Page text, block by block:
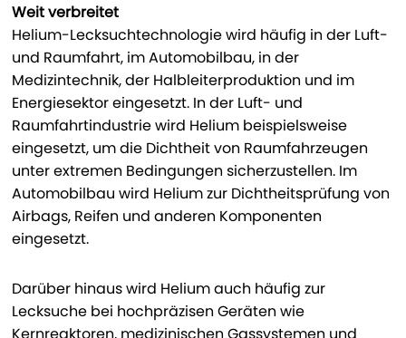
Weit verbreitet
Helium-Lecksuchtechnologie wird häufig in der Luft-
und Raumfahrt, im Automobilbau, in der
Medizintechnik, der Halbleiterproduktion und im
Energiesektor eingesetzt. In der Luft- und
Raumfahrtindustrie wird Helium beispielsweise
eingesetzt, um die Dichtheit von Raumfahrzeugen
unter extremen Bedingungen sicherzustellen. Im
Automobilbau wird Helium zur Dichtheitsprüfung von
Airbags, Reifen und anderen Komponenten
eingesetzt.
Darüber hinaus wird Helium auch häufig zur
Lecksuche bei hochpräzisen Geräten wie
Kernreaktoren, medizinischen Gassystemen und